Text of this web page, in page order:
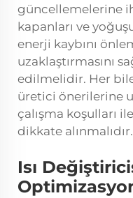
güncellemelerine
kapanları ve
enerji kaybını
uzaklaştırmasını
edilmelidir. Her
üretici önerilerine
çalışma koşulları
dikkate alınmalıdır.
Isı